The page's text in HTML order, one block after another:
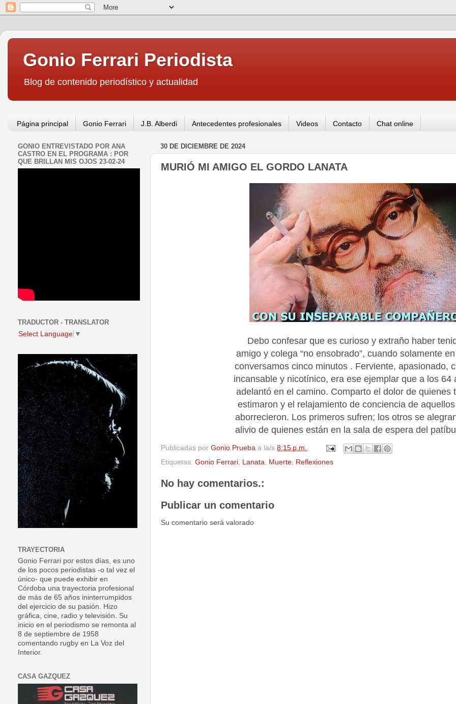
Gonio Ferrari Periodista
Blog de contenido periodístico y actualidad
Página principal Gonio Ferrari J.B. Alberdi Antecedentes profesionales Videos Contacto Chat online
30 DE DICIEMBRE DE 2024
MURIÓ MI AMIGO EL GORDO LANATA
Debo confesar que es curioso y extraño haber
amigo y colega “no ensobrado”, cuando solamente
conversamos cinco minutos . Ferviente, apasionado,
incansable y nicotínico, era ese ejemplar que a los 64
adelantó en el camino. Comparto el dolor de quienes
estimaron y el relajamiento de conciencia de
aborrecieron. Los primeros sufren; los otros se
alivio de quienes están en la sala de espera del
Publicadas por Gonio Prueba a la/s 8:15 p.m.
Etiquetas: Gonio Ferrari Lanata Muerte Reflexiones
No hay comentarios.:
Publicar un comentario
Su comentario será valorado
GONIO ENTREVISTADO POR ANA
CASTRO EN EL PROGRAMA : POR
QUE BRILLAN MIS OJOS 23-02-24
TRADUCTOR - TRANSLATOR
Select Language ▼
TRAYECTORIA
Gonio Ferrari por estos días, es uno
de los pocos periodistas -o tal vez el
único- que puede exhibir en
Córdoba una trayectoria profesional
de más de 65 años ininterrumpidos
del ejercicio de su pasión. Hizo
gráfica, cine, radio y televisión. Su
inicio en el periodismo se remonta al
8 de septiembre de 1958
comentando rugby en La Voz del
Interior.
CASA GAZQUEZ